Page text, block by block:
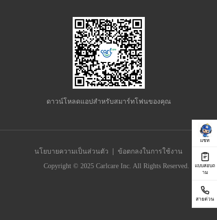
แชท
แบบสอบถ
าม
สายด่วน
ดาวน์โหลดแอปสำหรับสมาร์ทโฟนของคุณ
นโยบายความเป็นส่วนตัว | ข้อตกลงในการใช้งาน
Copyright © 2025 Carlcare Inc. All Rights Reserved.